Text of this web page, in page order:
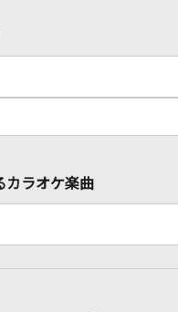
カラオケ楽曲